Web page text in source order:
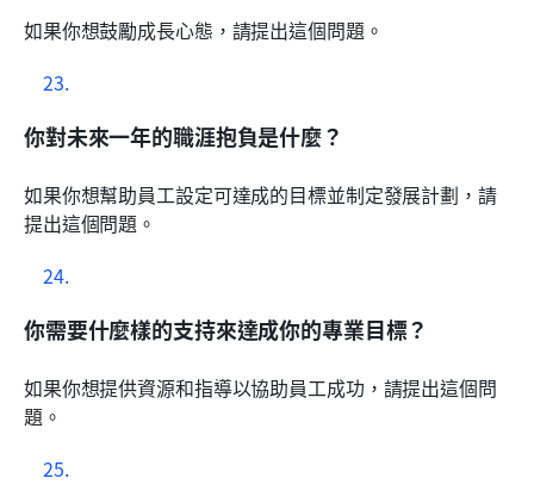
如果你想鼓勵成長心態，請提出這個問題。
你對未來一年的職涯抱負是什麼？
如果你想幫助員工設定可達成的目標並制定發展計劃，請
提出這個問題。
你需要什麼樣的支持來達成你的專業目標？
如果你想提供資源和指導以協助員工成功，請提出這個問
題。